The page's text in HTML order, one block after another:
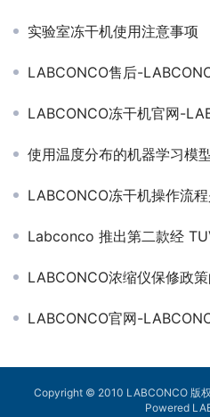
实验室冻干机使用注意事项
LABCONCO售后-LABCONCO浓缩
LABCONCO冻干机官网-LABCONCO
使用温度分布的机器学习模型对药物粉
LABCONCO冻干机操作流
Labconco 推出第二款经 TUV
LABCONCO浓缩仪保修政
LABCONCO官网-
Copyright © 2010 LABCONCO 版
Powered